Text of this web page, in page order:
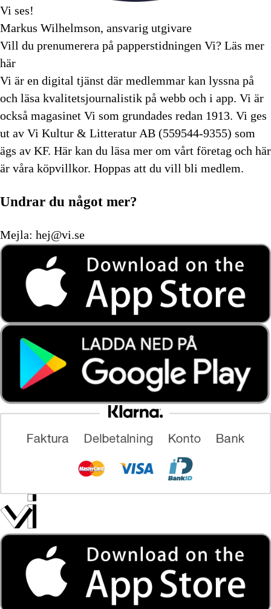
Vi ses!
Markus Wilhelmson, ansvarig utgivare
Vill du prenumerera på papperstidningen Vi? Läs mer
här
Vi är en digital tjänst där medlemmar kan lyssna på
och läsa kvalitetsjournalistik på webb och i app. Vi är
också magasinet Vi som grundades redan 1913. Vi ges
ut av Vi Kultur & Litteratur AB (559544-9355) som
ägs av KF. Här kan du läsa mer om vårt företag och här
är våra köpvillkor. Hoppas att du vill bli medlem.
Undrar du något mer?
Mejla: hej@vi.se